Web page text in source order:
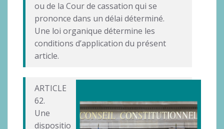
ou de la Cour de cassation qui se
prononce dans un délai déterminé.
Une loi organique détermine les
conditions d’application du présent
article.
ARTICLE
62.
Une
dispositio